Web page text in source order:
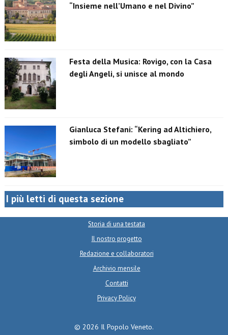
“Insieme nell’Umano e nel Divino”
Festa della Musica: Rovigo, con la Casa
degli Angeli, si unisce al mondo
Gianluca Stefani: “Kering ad Altichiero,
simbolo di un modello sbagliato”
I più letti di questa sezione
Storia di una testata
Il nostro progetto
Redazione e collaboratori
Archivio mensile
Contatti
Privacy Policy
© 2026 Il Popolo Veneto.